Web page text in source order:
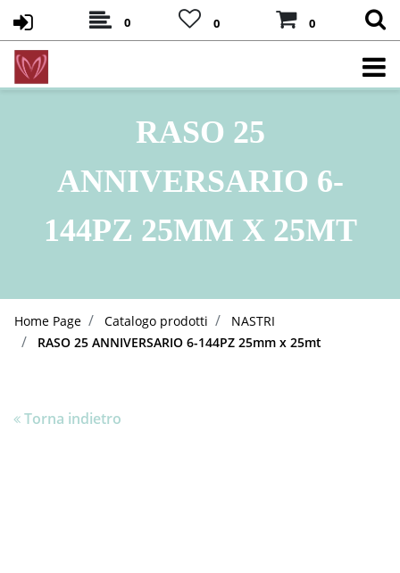
0 0 0
RASO 25
ANNIVERSARIO 6-
144PZ 25MM X 25MT
Home Page Catalogo prodotti
NASTRI
RASO 25 ANNIVERSARIO 6-144PZ 25mm x 25mt
Torna indietro